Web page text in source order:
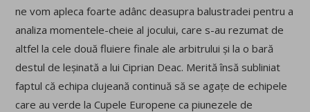
ne vom apleca foarte adânc deasupra balustradei pentru a
analiza momentele-cheie al jocului, care s-au rezumat de
altfel la cele două fluiere finale ale arbitrului și la o bară
destul de leșinată a lui Ciprian Deac. Merită însă subliniat
faptul că echipa clujeană continuă să se agațe de echipele
care au verde la Cupele Europene ca piunezele de